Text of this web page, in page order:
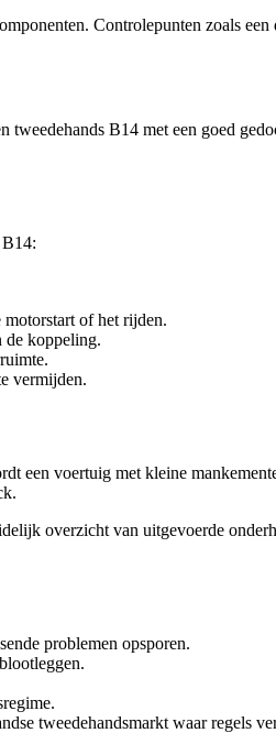
Controlepunten zoals
B14 met een goed
of het rijden.
de koppeling.
vermijden.
een voertuig met kleine
overzicht van uitgevoerde
problemen opsporen.
tweedehandsmarkt waar regels